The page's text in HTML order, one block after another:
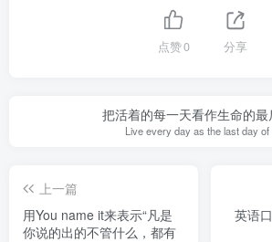
点赞0 分享
把活着的每一天看作生命的最
Live every day as the last day of
上一篇
用You name it来表示“凡是
你说的出的不管什么，都有
英语